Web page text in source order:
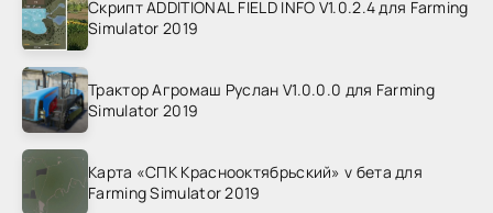
Скрипт ADDITIONAL FIELD INFO V1.0.2.4 для Farming
Simulator 2019
Трактор Агромаш Руслан V1.0.0.0 для Farming
Simulator 2019
Карта «СПК Краснооктябрьский» v бета для
Farming Simulator 2019